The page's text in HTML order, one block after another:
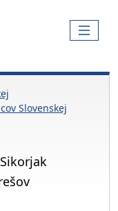
MENU
Slovenskej